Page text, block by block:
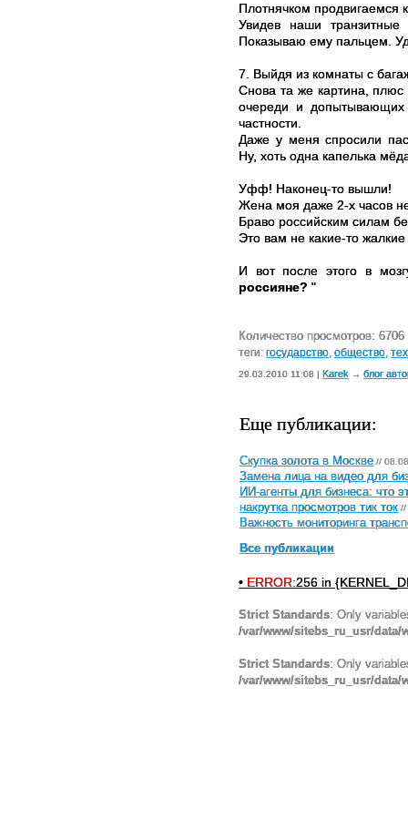
Плотнячком продвигаемся
Увидев наши
Показываю ему пальцем.
7. Выйдя из комнаты с
Снова та же картина,
очереди и
частности.
Даже у меня спросили
Ну, хоть одна капелька
Уфф! Наконец-то вышли!
Жена моя даже 2-х часов
Браво российским силам
Это вам не какие-то
И вот после этого в
россияне? "
Количество просмотров: 6706
теги: государство общество
29.03.2010 11:08 | Karek → блог
Еще публикации:
Скупка золота в Москве //
Замена лица на видео для
ИИ-агенты для бизнеса: что
накрутка просмотров тик ток //
Важность мониторинга
Все публикации
• ERROR:256 in
Strict Standards: Only
/var/www/sitebs_ru_usr/
Strict Standards: Only
/var/www/sitebs_ru_usr/